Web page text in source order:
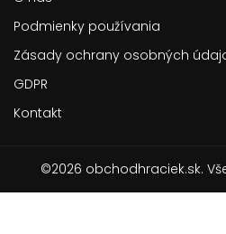
Podmienky používania
Zásady ochrany osobných
GDPR
Kontakt
©2026 obchodhraciek.sk.